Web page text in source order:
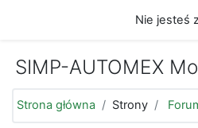
Nie jesteś
SIMP-AUTOMEX
Strona główna Strony